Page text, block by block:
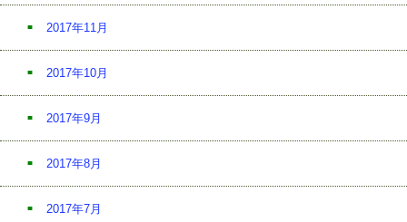
2017年11月
2017年10月
2017年9月
2017年8月
2017年7月